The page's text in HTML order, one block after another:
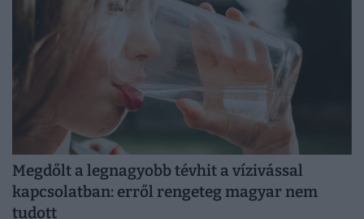
Megdőlt a legnagyobb tévhit a vízivással
kapcsolatban: erről rengeteg magyar nem
tudott